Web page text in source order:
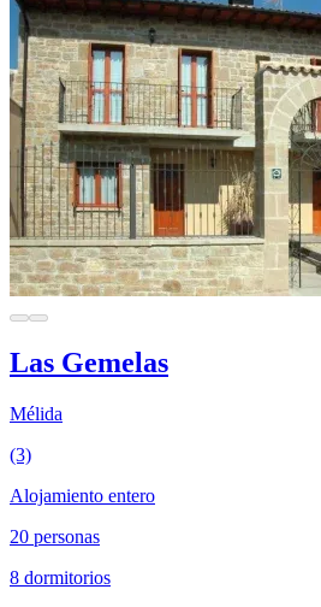
Las Gemelas
Mélida
(3)
Alojamiento entero
20 personas
8 dormitorios